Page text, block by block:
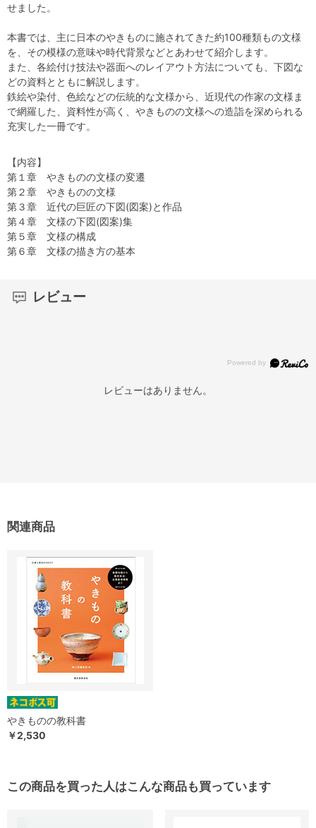
せました。
本書では、主に日本のやきものに施されてきた約100種類もの文様
を、その模様の意味や時代背景などとあわせて紹介します。
また、各絵付け技法や器面へのレイアウト方法についても、下図な
どの資料とともに解説します。
鉄絵や染付、色絵などの伝統的な文様から、近現代の作家の文様ま
で網羅した、資料性が高く、やきものの文様への造詣を深められる
充実した一冊です。
【内容】
第１章 やきものの文様の変遷
第２章 やきものの文様
第３章 近代の巨匠の下図(図案)と作品
第４章 文様の下図(図案)集
第５章 文様の構成
第６章 文様の描き方の基本
レビュー
レビューはありません。
関連商品
やきものの教科書
￥2,530
この商品を買った人はこんな商品も買っています